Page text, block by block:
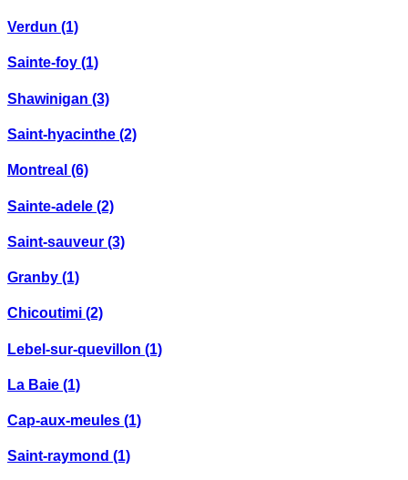
Verdun (1)
Sainte-foy (1)
Shawinigan (3)
Saint-hyacinthe (2)
Montreal (6)
Sainte-adele (2)
Saint-sauveur (3)
Granby (1)
Chicoutimi (2)
Lebel-sur-quevillon (1)
La Baie (1)
Cap-aux-meules (1)
Saint-raymond (1)